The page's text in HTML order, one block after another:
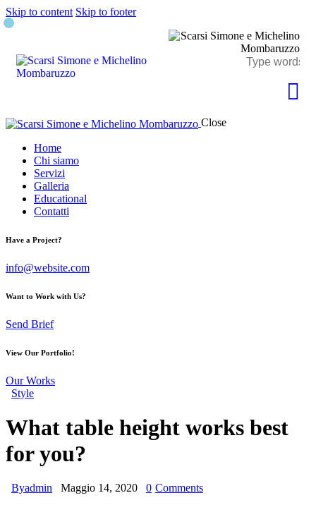
Skip to content Skip to footer
Close
Home
Chi siamo
Servizi
Galleria
Educational
Contatti
Have a Project?
info@website.com
Want to Work with Us?
Send Brief
View Our Portfolio!
Our Works
Style
What table height works best
for you?
Byadmin Maggio 14, 2020 0 Comments